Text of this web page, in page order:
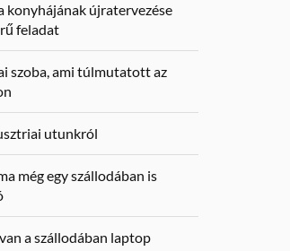
konyhájának újratervezése
feladat
szoba, ami túlmutatott az
utunkról
még egy szállodában is
a szállodában laptop